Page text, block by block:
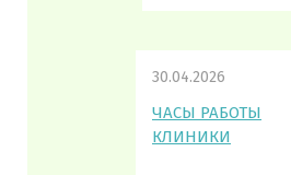
30.04.2026
ЧАСЫ РАБОТЫ
КЛИНИКИ